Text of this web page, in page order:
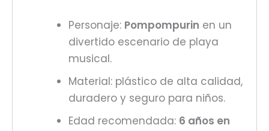
Personaje: Pompompurin en un
divertido escenario de playa
musical.
Material: plástico de alta calidad,
duradero y seguro para niños.
Edad recomendada: 6 años en